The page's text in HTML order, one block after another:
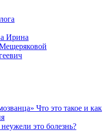
Ирина
Что это такое и как
это болезнь?